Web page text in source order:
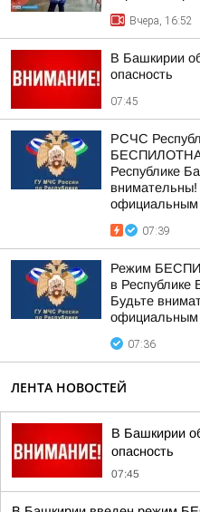
Вчера, 16:52
В Башкирии
опасность
07:45
РСЧС
Республике
внимательны!
официальным
07:39
Режим
в Республике
Будьте
официальным
07:36
ЛЕНТА НОВОСТЕЙ
В Башкирии
опасность
07:45